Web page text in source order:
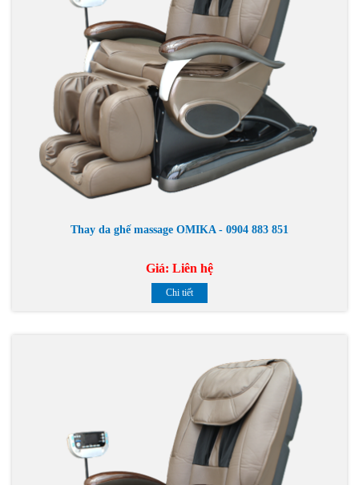
Thay da ghế massage OMIKA - 0904 883 851
Giá: Liên hệ
Chi tiết